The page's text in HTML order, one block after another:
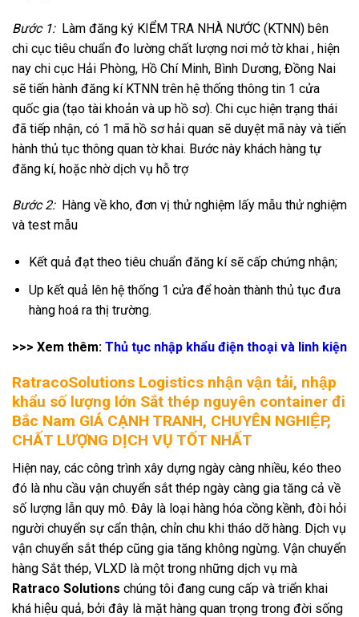
Bước 1:Làm đăng ký KIỂM TRA NHÀ NƯỚC (KTNN) bên
chi cục tiêu chuẩn đo lường chất lượng nơi mở tờ khai , hiện
nay chi cục Hải Phòng, Hồ Chí Minh, Bình Dương, Đồng Nai
sẽ tiến hành đăng kí KTNN trên hệ thống thông tin 1 cửa
quốc gia (tạo tài khoản và up hồ sơ). Chi cục hiện trạng thái
đã tiếp nhận, có 1 mã hồ sơ hải quan sẽ duyệt mã này và tiến
hành thủ tục thông quan tờ khai. Bước này khách hàng tự
đăng kí, hoặc nhờ dịch vụ hỗ trợ
Bước 2:Hàng về kho, đơn vị thử nghiệm lấy mẫu thử nghiệm
và test mẫu
Kết quả đạt theo tiêu chuẩn đăng kí sẽ cấp chứng nhận;
Up kết quả lên hệ thống 1 cửa để hoàn thành thủ tục đưa
hàng hoá ra thị trường.
>>> Xem thêm: Thủ tục nhập khẩu điện thoại và linh kiện
RatracoSolutions Logistics nhận vận tải, nhập
khẩu số lượng lớn Sắt thép nguyên container đi
Bắc Nam GIÁ CẠNH TRANH, CHUYÊN NGHIỆP,
CHẤT LƯỢNG DỊCH VỤ TỐT NHẤT
Hiện nay, các công trình xây dựng ngày càng nhiều, kéo theo
đó là nhu cầu vận chuyển sắt thép ngày càng gia tăng cả về
số lượng lẫn quy mô. Đây là loại hàng hóa cồng kềnh, đòi hỏi
người chuyển sự cẩn thận, chỉn chu khi tháo dỡ hàng. Dịch vụ
vận chuyển sắt thép cũng gia tăng không ngừng. Vận chuyển
hàng Sắt thép, VLXD là một trong những dịch vụ mà
Ratraco Solutions chúng tôi đang cung cấp và triển khai
khá hiệu quả, bởi đây là mặt hàng quan trọng trong đời sống